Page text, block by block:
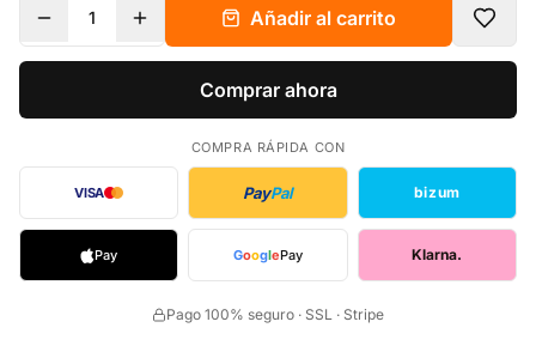
1 Añadir al carrito
Comprar ahora
COMPRA RÁPIDA CON
VISA PayPal bizum
Pay GooglePay Klarna.
Pago 100% seguro · SSL · Stripe